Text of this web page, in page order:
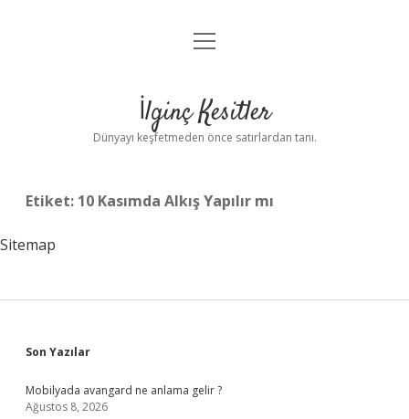
Anasayfa
Yasal Uyarı
menüyü
İlginç Kesitler
Dünyayı keşfetmeden önce satırlardan tanı.
Etiket: 10 Kasımda Alkış Yapılır mı
Sitemap
Sidebar
Son Yazılar
Mobilyada avangard ne anlama gelir ?
Ağustos 8, 2026